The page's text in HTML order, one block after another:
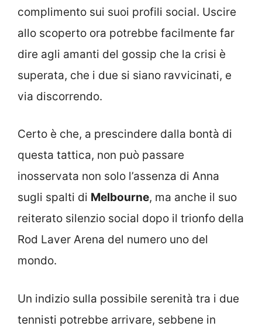
complimento sui suoi profili social. Uscire
allo scoperto ora potrebbe facilmente far
dire agli amanti del gossip che la crisi è
superata, che i due si siano ravvicinati, e
via discorrendo.
Certo è che, a prescindere dalla bontà di
questa tattica, non può passare
inosservata non solo l’assenza di Anna
sugli spalti di Melbourne, ma anche il suo
reiterato silenzio social dopo il trionfo della
Rod Laver Arena del numero uno del
mondo.
Un indizio sulla possibile serenità tra i due
tennisti potrebbe arrivare, sebbene in